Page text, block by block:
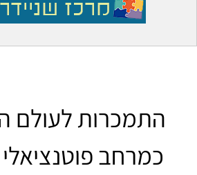
התמכרות לעולם
כמרחב פוטנציאלי